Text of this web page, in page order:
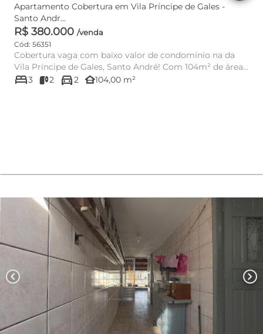
Apartamento Cobertura em Vila Príncipe de Gales -
Santo Andr...
R$ 380.000 /venda
Cód: 56351
Cobertura vaga com baixo valor de condomínio na da
Vila Príncipe de Gales, Santo André! Com 104m² de área
útil, esta ...
bed3 2 directions_car2 other_houses104,00 m²
chevron_left chevron_right